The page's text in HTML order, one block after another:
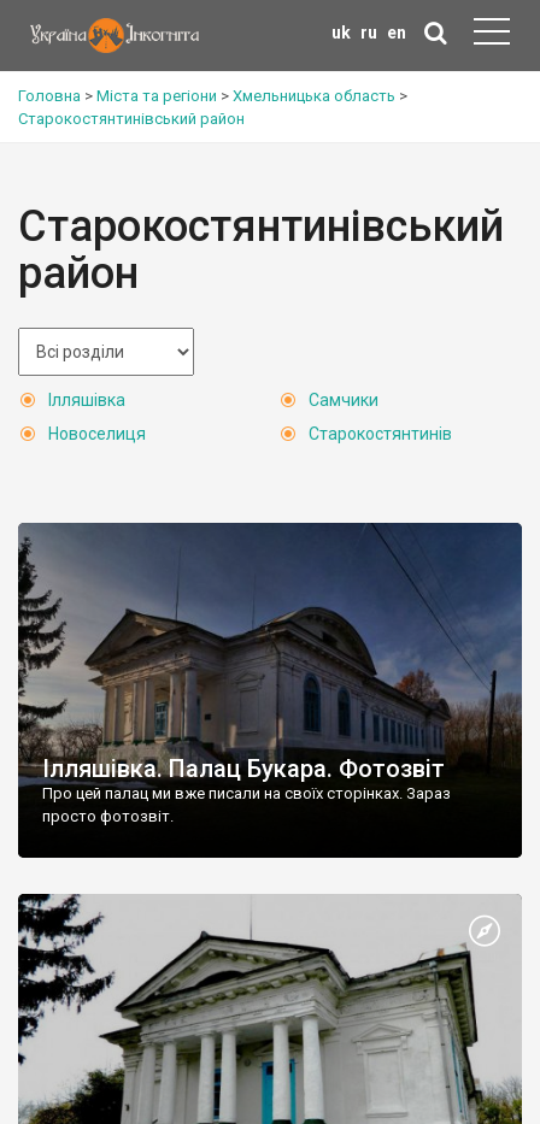
uk ru en
Головна > Міста та регіони > Хмельницька область >
Старокостянтинівський район
Старокостянтинівський
район
Ілляшівка
Новоселиця
Самчики
Старокостянтинів
Ілляшівка. Палац Букара. Фотозвіт
Про цей палац ми вже писали на своїх сторінках. Зараз
просто фотозвіт.